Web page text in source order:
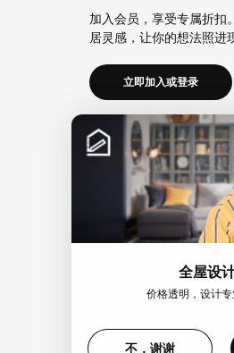
加入会员，享受专属折扣
居灵感，让你的想法照进
立即加入或登录
加入宜家企业会
加入企业会员，享受会员
折扣。助力中小微企业
立即加入或登录全屋设
价格透明，设计
不，谢谢